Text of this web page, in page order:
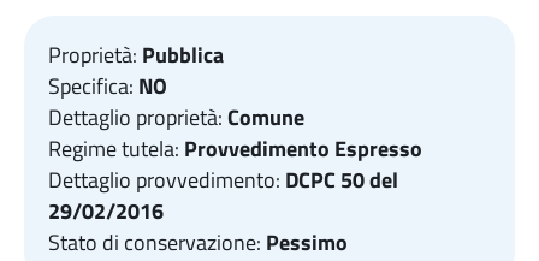
Proprietà: Pubblica
Specifica: NO
Dettaglio proprietà:Comune
Regime tutela: Provvedimento Espresso
Dettaglio provvedimento: DCPC 50 del
29/02/2016
Stato di conservazione: Pessimo